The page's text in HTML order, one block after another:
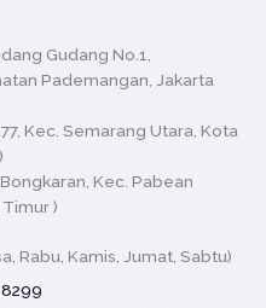
Gudang No.1,
Pademangan, Jakarta
Kec. Semarang Utara, Kota
Kec. Pabean
)
Rabu, Kamis, Jumat, Sabtu)